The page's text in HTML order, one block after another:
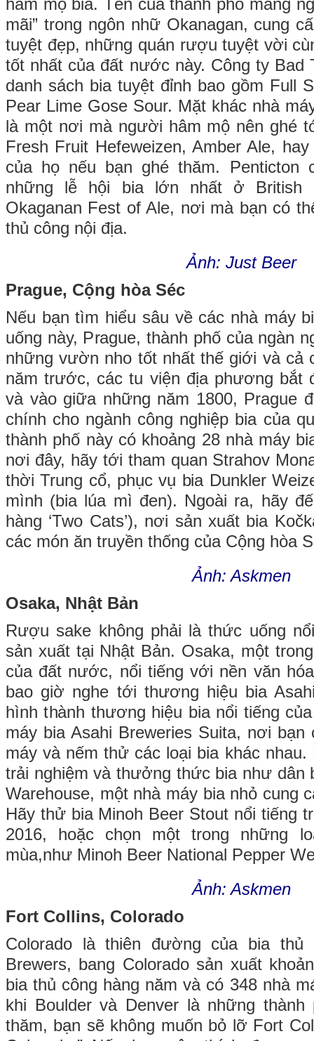
hâm mộ bia. Tên của thành phố mang
mãi” trong ngôn nhữ Okanagan, cung
tuyệt đẹp, những quán rượu tuyệt vời
tốt nhất của đất nước này. Công ty Bad
danh sách bia tuyệt đỉnh bao gồm Full
Pear Lime Gose Sour. Mặt khác nhà
là một nơi mà người hâm mộ nên ghé
Fresh Fruit Hefeweizen, Amber Ale,
của họ nếu bạn ghé thăm. Penticton
những lễ hội bia lớn nhất ở British
Okaganan Fest of Ale, nơi mà bạn có
thủ công nội địa.
Ảnh: Just Beer
Prague, Cộng hòa Séc
Nếu bạn tìm hiểu sâu về các nhà máy
uống này, Prague, thành phố của ngàn
những vườn nho tốt nhất thế giới và cả
năm trước, các tu viện địa phương bắt
và vào giữa những năm 1800, Prague
chính cho ngành công nghiệp bia của
thành phố này có khoảng 28 nhà máy
nơi đây, hãy tới tham quan Strahov
thời Trung cổ, phục vụ bia Dunkler
mình (bia lúa mì đen). Ngoài ra, hãy
hàng ‘Two Cats’), nơi sản xuất bia
các món ăn truyền thống của Cộng hòa
Ảnh: Askmen
Osaka, Nhật Bản
Rượu sake không phải là thức uống
sản xuất tại Nhật Bản. Osaka, một
của đất nước, nổi tiếng với nền văn
bao giờ nghe tới thương hiệu bia
hình thành thương hiệu bia nổi tiếng
máy bia Asahi Breweries Suita, nơi bạn
máy và nếm thử các loại bia khác
trải nghiệm và thưởng thức bia như dân
Warehouse, một nhà máy bia nhỏ cung
Hãy thử bia Minoh Beer Stout nổi tiếng
2016, hoặc chọn một trong những
mùa,như Minoh Beer National Pepper
Ảnh: Askmen
Fort Collins, Colorado
Colorado là thiên đường của bia thủ
Brewers, bang Colorado sản xuất
bia thủ công hàng năm và có 348 nhà
khi Boulder và Denver là những
thăm, bạn sẽ không muốn bỏ lỡ Fort